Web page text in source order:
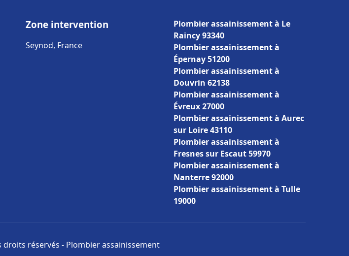
Zone intervention
Seynod, France
Plombier assainissement à Le
Raincy 93340
Plombier assainissement à
Épernay 51200
Plombier assainissement à
Douvrin 62138
Plombier assainissement à
Évreux 27000
Plombier assainissement à Aurec
sur Loire 43110
Plombier assainissement à
Fresnes sur Escaut 59970
Plombier assainissement à
Nanterre 92000
Plombier assainissement à Tulle
19000
droits réservés - Plombier assainissement